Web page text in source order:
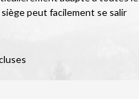
peut facilement se salir